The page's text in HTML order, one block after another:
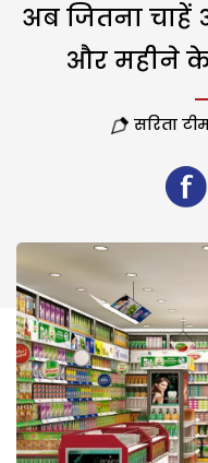
अब जितना
और महीने
सरिता